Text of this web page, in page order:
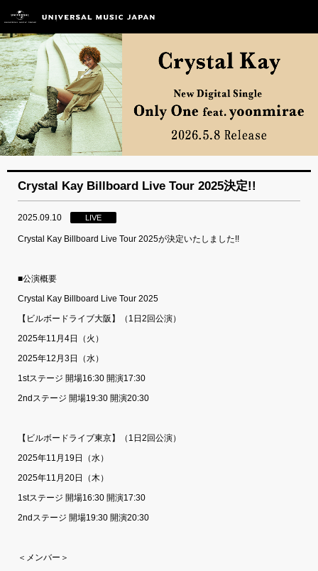
Crystal Kay Billboard Live Tour 2025決定!!
2025.09.10 LIVE
Crystal Kay Billboard Live Tour 2025が決定いたしました!!
■公演概要
Crystal Kay Billboard Live Tour 2025
【ビルボードライブ大阪】（1日2回公演）
2025年11月4日（火）
2025年12月3日（水）
1stステージ 開場16:30 開演17:30
2ndステージ 開場19:30 開演20:30
【ビルボードライブ東京】（1日2回公演）
2025年11月19日（水）
2025年11月20日（木）
1stステージ 開場16:30 開演17:30
2ndステージ 開場19:30 開演20:30
＜メンバー＞